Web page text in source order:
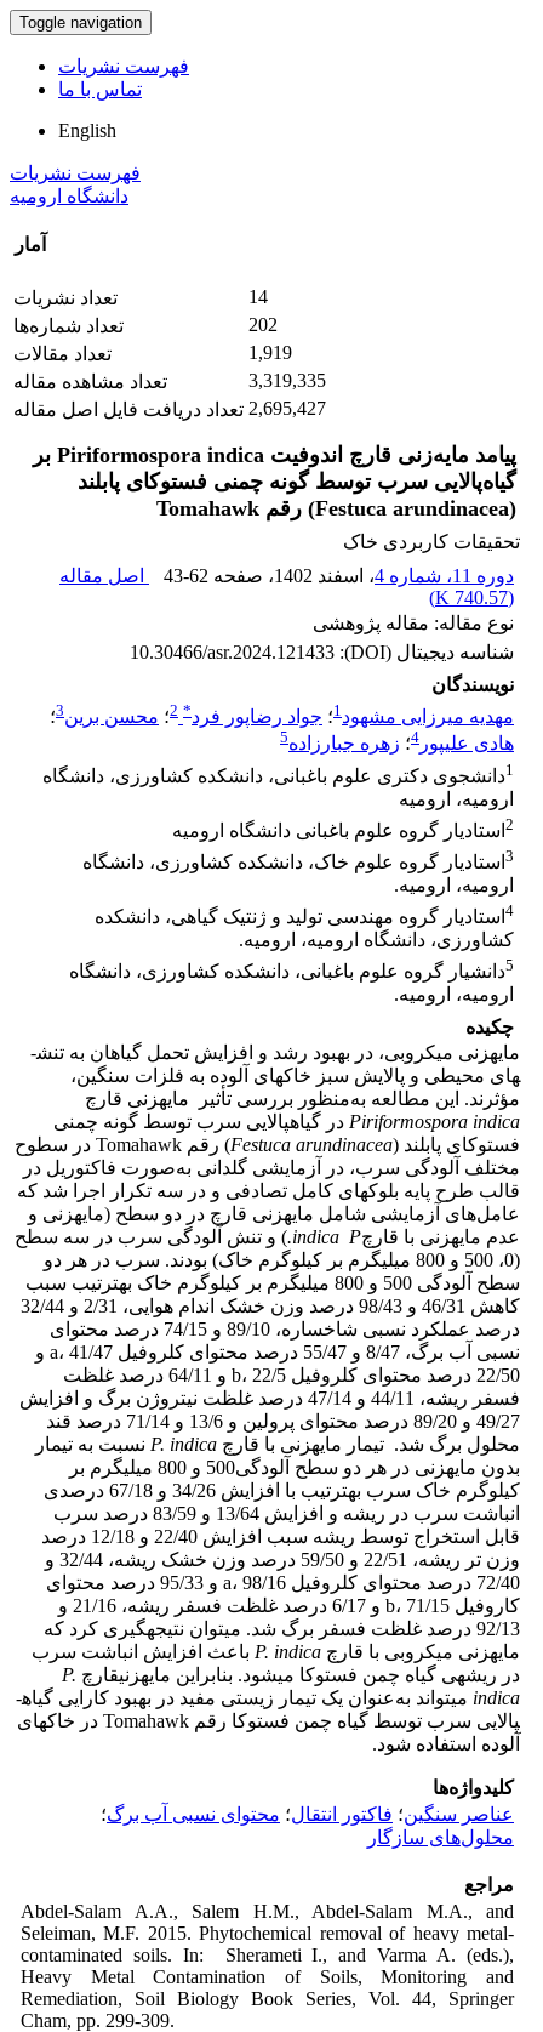
Toggle navigation
فهرست نشریات
تماس با ما
English
فهرست نشریات
دانشگاه ارومیه
آمار
تعداد نشریات
14
تعداد شماره‌ها
202
تعداد مقالات
1,919
تعداد مشاهده مقاله
3,319,335
تعداد دریافت فایل اصل مقاله 2,695,427
پیامد مایه‌زنی قارچ اندوفیت Piriformospora indica بر
گیاه‌پالایی سرب توسط گونه چمنی فستوکای پابلند
(Festuca arundinacea) رقم Tomahawk
تحقیقات کاربردی خاک
دوره 11، شماره 4
، اسفند 1402 ، صفحه 43-62
اصل مقاله
(
740.57 K
)
نوع مقاله: مقاله پژوهشی
شناسه دیجیتال (DOI):
10.30466/asr.2024.121433
نویسندگان
مهدیه میرزایی مشهود 1؛ جواد رضاپور فرد*
2؛ محسن برین3؛
هادی علیپور 4؛ زهره جبارزاده5
1دانشجوی دکتری علوم باغبانی، دانشکده کشاورزی، دانشگاه
ارومیه، ارومیه
2 استادیار گروه علوم باغبانی دانشگاه ارومیه
3 استادیار گروه علوم خاک، دانشکده کشاورزی، دانشگاه
ارومیه، ارومیه.
4 استادیار گروه مهندسی تولید و ژنتیک گیاهی، دانشکده
کشاورزی، دانشگاه ارومیه، ارومیه.
5دانشیار گروه علوم باغبانی، دانشکده کشاورزی، دانشگاه
ارومیه، ارومیه.
چکیده
مایه­زنی میکروبی، در بهبود رشد و افزایش تحمل گیاهان به تنش­
های محیطی و پالایش سبز خاک­های آلوده به فلزات سنگین،
مؤثرند. این مطالعه به‌منظور بررسی تأثیر مایه­زنی قارچ
Piriformospora indica در گیاه­پالایی سرب توسط گونه چمنی
فستوکای پابلند (Festuca arundinacea
) رقم Tomahawk در سطوح
مختلف آلودگی سرب، در آزمایشی گلدانی به‌صورت فاکتوریل در
قالب طرح پایه بلوک­های کامل تصادفی و در سه تکرار اجرا شد که
عامل‌های آزمایشی شامل مایه­زنی قارچ در دو سطح (مایه­زنی و
عدم مایه­زنی با قارچ
indica P
.) و تنش آلودگی سرب در سه سطح
(0، 500 و 800 میلی­گرم بر کیلوگرم خاک) بودند. سرب در هر دو
سطح آلودگی 500 و 800 میلی­گرم بر کیلوگرم خاک به­ترتیب سبب
کاهش 46/31 و 98/43 درصد وزن خشک اندام هوایی، 2/31 و 32/44
درصد عملکرد نسبی شاخساره، 89/10 و 74/15 درصد محتوای
نسبی آب برگ، 8/47 و 55/47 درصد محتوای کلروفیل a، 41/47 و
22/50 درصد محتوای کلروفیل b، 22/5 و 64/11 درصد غلظت
فسفر ریشه، 44/11 و 47/14 درصد غلظت نیتروژن برگ و افزایش
49/27 و 89/20 درصد محتوای پرولین و 13/6 و 71/14 درصد قند
محلول برگ شد. تیمار مایه­زنی با قارچ P. indica نسبت به تیمار
بدون مایه­زنی در هر دو سطح آلودگی500 و 800 میلی­گرم بر
کیلوگرم خاک سرب به­ترتیب با
افزایش 34/26 و 67/18 درصدی
انباشت سرب در ریشه و افزایش 13/64 و 83/59 درصد سرب
قابل استخراج توسط ریشه سبب افزایش 22/40 و 12/18 درصد
وزن تر ریشه، 22/51 و 59/50 درصد وزن خشک ریشه، 32/44 و
72/40 درصد محتوای کلروفیل a، 98/16 و 95/33 درصد محتوای
کاروفیل b، 71/15 و 6/17 درصد غلظت فسفر ریشه، 21/16 و
92/13 درصد غلظت فسفر برگ شد. می­توان نتیجه­گیری کرد که
مایه­زنی میکروبی با قارچ P. indica باعث افزایش انباشت سرب
در ریشه­ی گیاه چمن فستوکا می­شود. بنابراین مایه­زنیقارچ P.
indicaمی­تواند به‌عنوان یک تیمار زیستی مفید در بهبود کارایی گیاه­
پالایی سرب توسط گیاه چمن فستوکا رقم Tomahawk در خاک­های
آلوده استفاده شود.
کلیدواژه‌ها
عناصر سنگین؛ فاکتور انتقال؛ محتوای نسبی آب برگ؛
محلول‌های سازگار
مراجع
Abdel-Salam A.A., Salem H.M., Abdel-Salam M.A., and
Seleiman, M.F. 2015. Phytochemical removal of heavy metal-
contaminated soils. In: Sherameti I., and Varma A. (eds.),
Heavy Metal Contamination of Soils, Monitoring and
Remediation, Soil Biology Book Series, Vol. 44, Springer
Cham, pp. 299-309.